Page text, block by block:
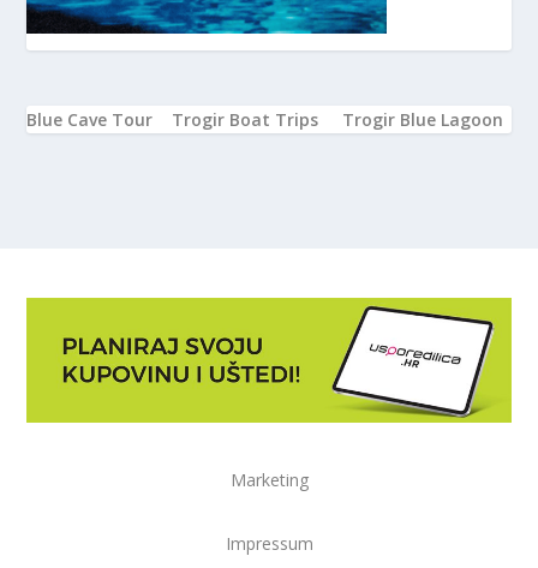
Blue Cave Tour Trogir Boat Trips Trogir Blue Lagoon
Marketing
Impressum